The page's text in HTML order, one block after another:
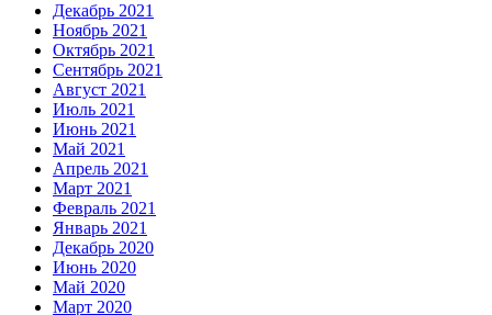
Декабрь 2021
Ноябрь 2021
Октябрь 2021
Сентябрь 2021
Август 2021
Июль 2021
Июнь 2021
Май 2021
Апрель 2021
Март 2021
Февраль 2021
Январь 2021
Декабрь 2020
Июнь 2020
Май 2020
Март 2020